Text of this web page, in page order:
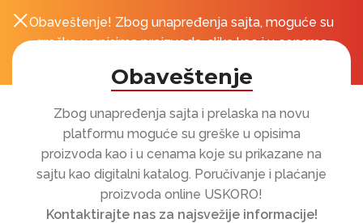
Obaveštenje
Zbog unapređenja sajta i prelaska na novu
platformu moguće su greške u opisima
proizvoda kao i u cenama koje su prikazane na
sajtu kao digitalni katalog. Poručivanje i plaćanje
proizvoda online USKORO!
Kontaktirajte nas za najsvežije informacije!
Obaveštenje! Zbog unapređenja sajta, moguće su
greške u opisima proizvoda, slika kao i u cenama